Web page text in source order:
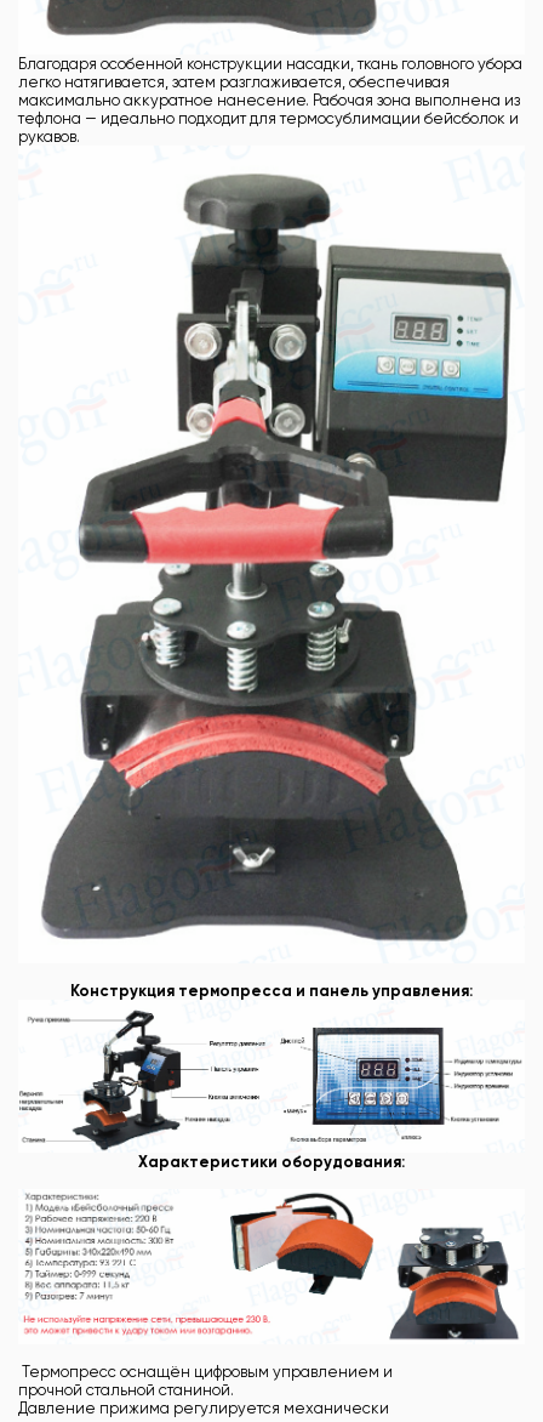
Благодаря особенной конструкции насадки, ткань головного убора
легко натягивается, затем разглаживается, обеспечивая
максимально аккуратное нанесение. Рабочая зона выполнена из
тефлона — идеально подходит для термосублимации бейсболок и
рукавов.
Конструкция термопресса и панель управления:
Характеристики оборудования:
Термопресс оснащён цифровым управлением и
прочной стальной станиной.
Давление прижима регулируется механически